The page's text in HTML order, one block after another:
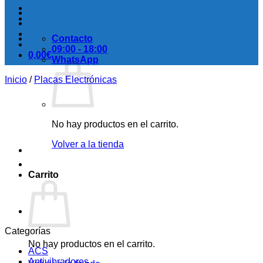
0,00€
No hay productos en el carrito.
Volver a la tienda
Carrito
No hay productos en el carrito.
Contacto
09:00 - 18:00
WhatsApp
Inicio / Placas Electrónicas
Categorías
ACS